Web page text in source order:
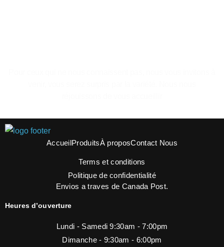
AccueilProduitsÀ proposContact Nous
Terms et conditions
Politique de confidentialité
Envios a traves de Canada Post.
Heures d’ouverture
Lundi - Samedi 9:30am - 7:00pm
Dimanche - 9:30am - 6:00pm